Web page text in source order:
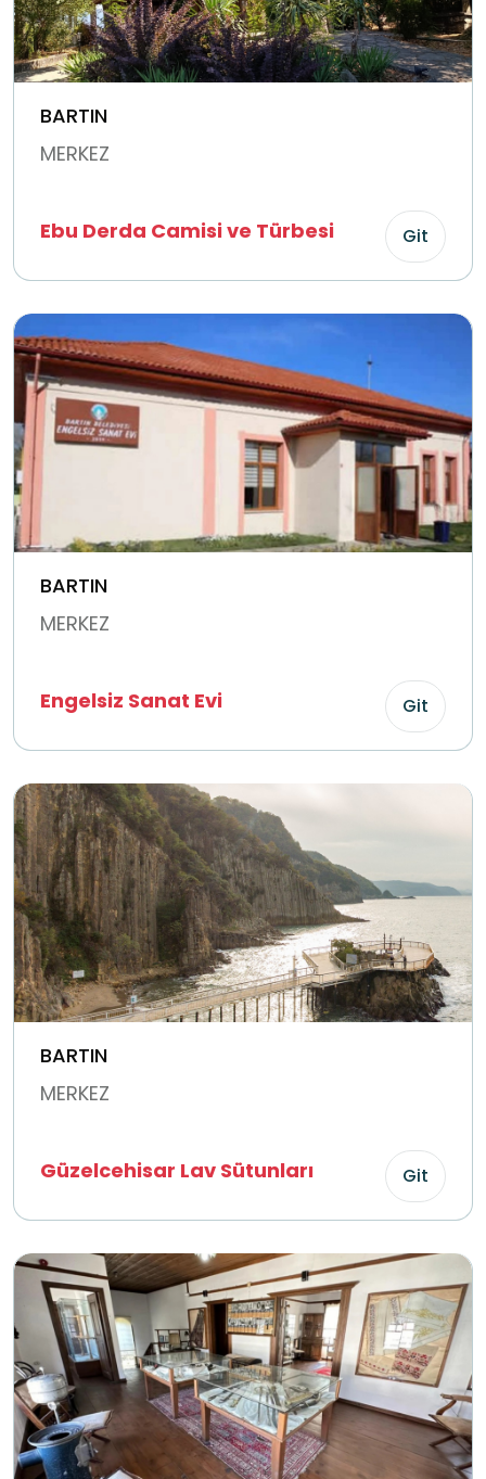
BARTIN
MERKEZ
Ebu Derda Camisi ve Türbesi Git
BARTIN
MERKEZ
Engelsiz Sanat Evi Git
BARTIN
MERKEZ
Güzelcehisar Lav Sütunları Git